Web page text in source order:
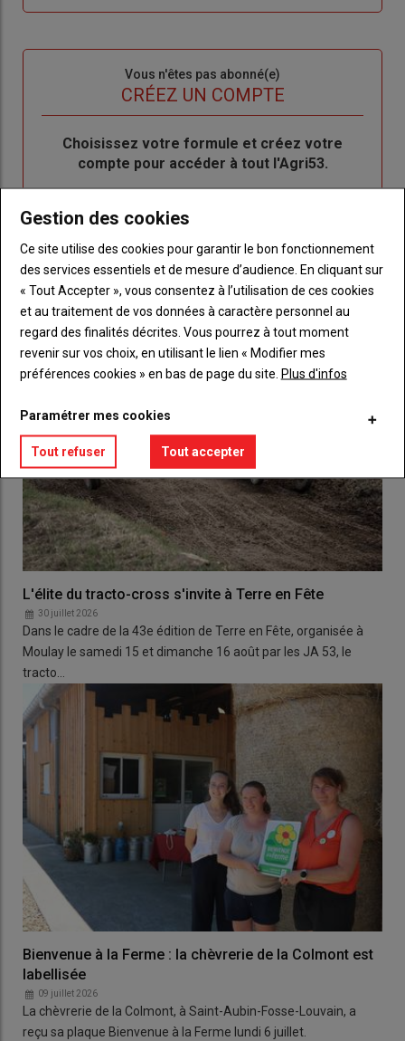
de
me
Vous n'êtes pas abonné(e)
CRÉEZ UN COMPTE
BodyChoisissez votre formule et créez votre
compte pour accéder à tout l'Agri53.
Créez un compte
LES PLUS LUS
L'élite du tracto-cross s'invite à Terre en Fête
30 juillet 2026
Dans le cadre de la 43e édition de Terre en Fête, organisée à
Moulay le samedi 15 et dimanche 16 août par les JA 53, le
tracto…
Bienvenue à la Ferme : la chèvrerie de la Colmont est
labellisée
09 juillet 2026
La chèvrerie de la Colmont, à Saint-Aubin-Fosse-Louvain, a
reçu sa plaque Bienvenue à la Ferme lundi 6 juillet.
Gestion des cookies
Ce site utilise des cookies pour garantir le bon fonctionnement
des services essentiels et de mesure d’audience. En cliquant sur
« Tout Accepter », vous consentez à l’utilisation de ces cookies
et au traitement de vos données à caractère personnel au
regard des finalités décrites. Vous pourrez à tout moment
revenir sur vos choix, en utilisant le lien « Modifier mes
préférences cookies » en bas de page du site. Plus d'infos
Paramétrer mes cookies
Tout refuser Tout accepter